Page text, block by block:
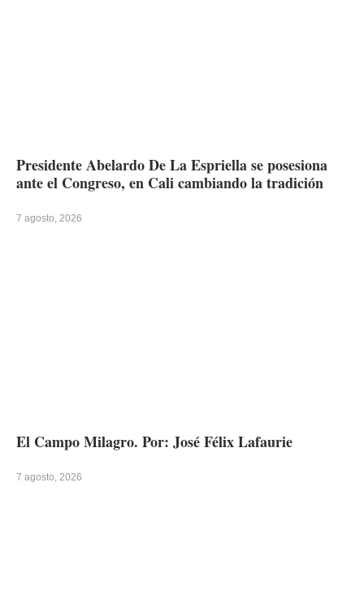
Presidente Abelardo De La Espriella se posesiona
ante el Congreso, en Cali cambiando la tradición
7 agosto, 2026
El Campo Milagro. Por: José Félix Lafaurie
7 agosto, 2026